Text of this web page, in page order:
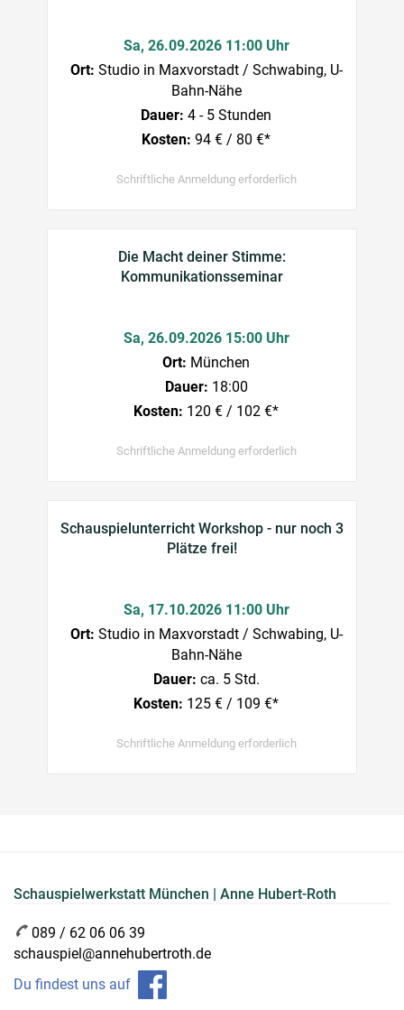
Sa, 26.09.2026 11:00 Uhr
Ort: Studio in Maxvorstadt / Schwabing, U-
Bahn-Nähe
Dauer: 4 - 5 Stunden
Kosten: 94 € / 80 €*
Schriftliche Anmeldung erforderlich
Die Macht deiner Stimme:
Kommunikationsseminar
Sa, 26.09.2026 15:00 Uhr
Ort: München
Dauer: 18:00
Kosten: 120 € / 102 €*
Schriftliche Anmeldung erforderlich
Schauspielunterricht Workshop - nur noch 3
Plätze frei!
Sa, 17.10.2026 11:00 Uhr
Ort: Studio in Maxvorstadt / Schwabing, U-
Bahn-Nähe
Dauer: ca. 5 Std.
Kosten: 125 € / 109 €*
Schriftliche Anmeldung erforderlich
Schauspielwerkstatt München | Anne Hubert-Roth
089 / 62 06 06 39
schauspiel@annehubertroth.de
Du findest uns auf